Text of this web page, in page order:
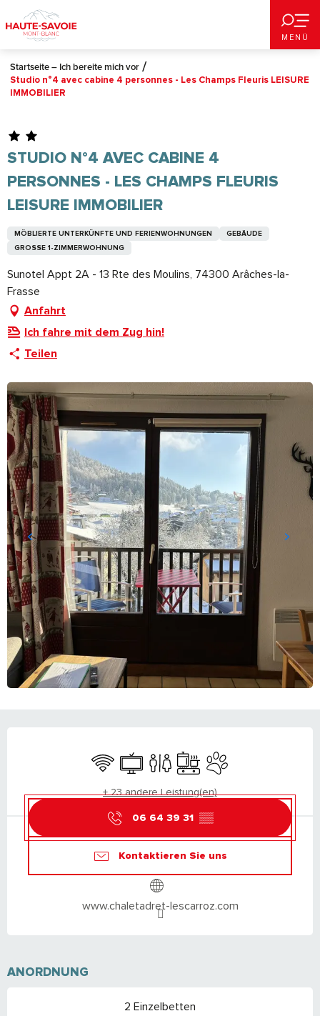
au
contenu
principal
MENÜ
Startseite – Ich bereite mich vor
Studio n°4 avec cabine 4 personnes - Les Champs Fleuris LEISURE
IMMOBILIER
STUDIO N°4 AVEC CABINE 4
PERSONNES - LES CHAMPS FLEURIS
LEISURE IMMOBILIER
MÖBLIERTE UNTERKÜNFTE UND FERIENWOHNUNGEN
GEBÄUDE
GROSSE 1-ZIMMERWOHNUNG
Sunotel Appt 2A - 13 Rte des Moulins, 74300 Arâches-la-
Frasse
Anfahrt
Ich fahre mit dem Zug hin!
Teilen
Wi-Fi FernsehenToilettenKochplatteTiere erlaubt
+ 23 andere Leistung(en)
06 64 39 31 ▒▒
Kontaktieren Sie uns
www.chaletadret-lescarroz.com
ANORDNUNG
2 Einzelbetten